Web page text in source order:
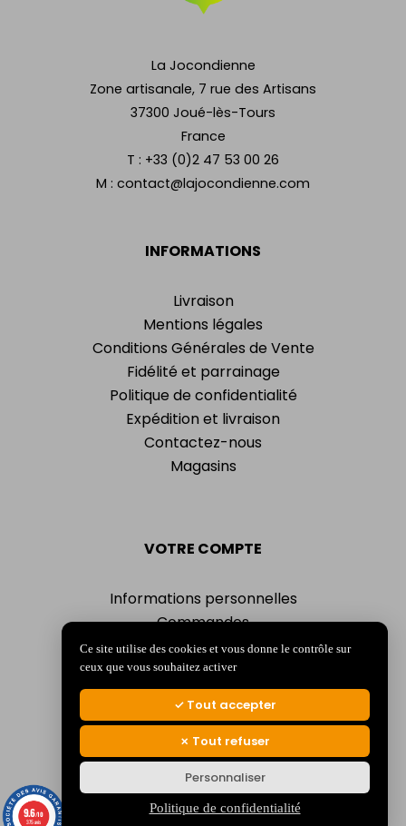
INFORMATIONS
Livraison
Mentions légales
Conditions Générales de Vente
Fidélité et parrainage
Politique de confidentialité
Expédition et livraison
Contactez-nous
Magasins
VOTRE COMPTE
Informations personnelles
Commandes
Adresses
Bons de réduction
Mes alertes
La Jocondienne
Zone artisanale, 7 rue des Artisans
37300 Joué-lès-Tours
France
T : +33 (0)2 47 53 00 26
M : contact@lajocondienne.com
© 2026 La Jocondienne
Mentions légales-Politique de confidentialité
9.6/10
375 avis
Ce site utilise des cookies et vous donne le contrôle sur
ceux que vous souhaitez activer
Tout accepter
Tout refuser
Personnaliser
Politique de confidentialité